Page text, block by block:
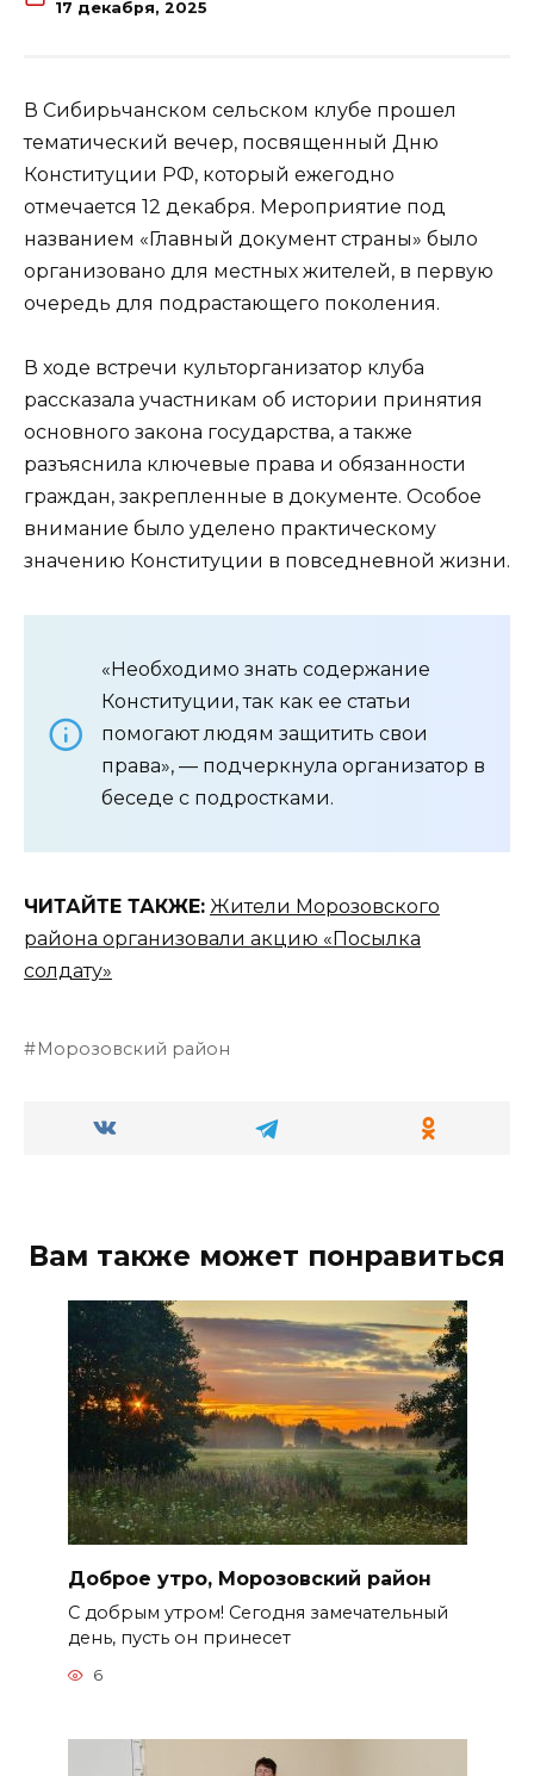
17 декабря, 2025
В Сибирьчанском сельском клубе прошел
тематический вечер, посвященный Дню
Конституции РФ, который ежегодно
отмечается 12 декабря. Мероприятие под
названием «Главный документ страны» было
организовано для местных жителей, в первую
очередь для подрастающего поколения.
В ходе встречи культорганизатор клуба
рассказала участникам об истории принятия
основного закона государства, а также
разъяснила ключевые права и обязанности
граждан, закрепленные в документе. Особое
внимание было уделено практическому
значению Конституции в повседневной жизни.
«Необходимо знать содержание
Конституции, так как ее статьи
помогают людям защитить свои
права», — подчеркнула организатор в
беседе с подростками.
ЧИТАЙТЕ ТАКЖЕ: Жители Морозовского
района организовали акцию «Посылка
солдату»
Морозовский район
Вам также может понравиться
Доброе утро, Морозовский район
С добрым утром! Сегодня замечательный
день, пусть он принесет
6